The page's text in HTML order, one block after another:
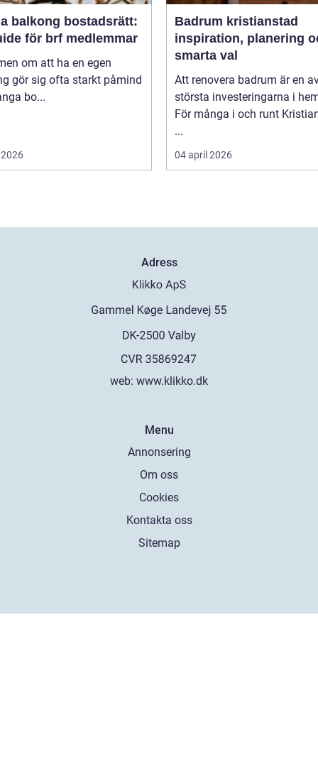
balkong bostadsrätt:
för brf medlemmar
om att ha en egen
gör sig ofta starkt påmind
bo...
Badrum kristianstad
inspiration, planering
smarta val
Att renovera badrum är en
största investeringarna i
För många i och runt
...
04 april 2026
Adress
web: www.klikko.dk
Menu
Annonsering
Om oss
Cookies
Kontakta oss
Sitemap